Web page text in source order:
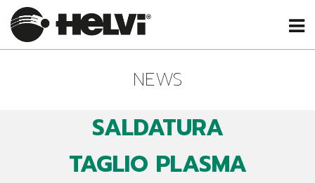
NEWS
SALDATURA
TAGLIO PLASMA